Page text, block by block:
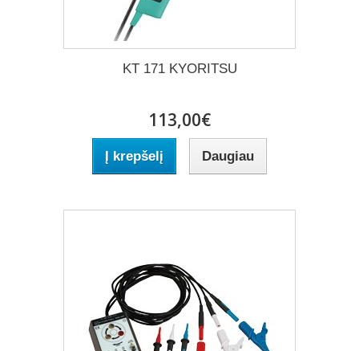
KT 171 KYORITSU
113,00€
Į krepšelį Daugiau